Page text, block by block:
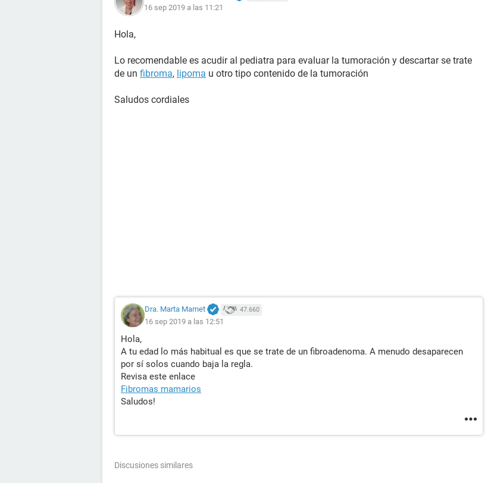
16 sep 2019 a las 11:21
Hola,
Lo recomendable es acudir al pediatra para evaluar la tumoración y descartar se trate
de un fibroma, lipoma u otro tipo contenido de la tumoración
Saludos cordiales
Dra. Marta Marnet 47.660
16 sep 2019 a las 12:51
Hola,
A tu edad lo más habitual es que se trate de un fibroadenoma. A menudo desaparecen
por sí solos cuando baja la regla.
Revisa este enlace
Fibromas mamarios
Saludos!
Discusiones similares